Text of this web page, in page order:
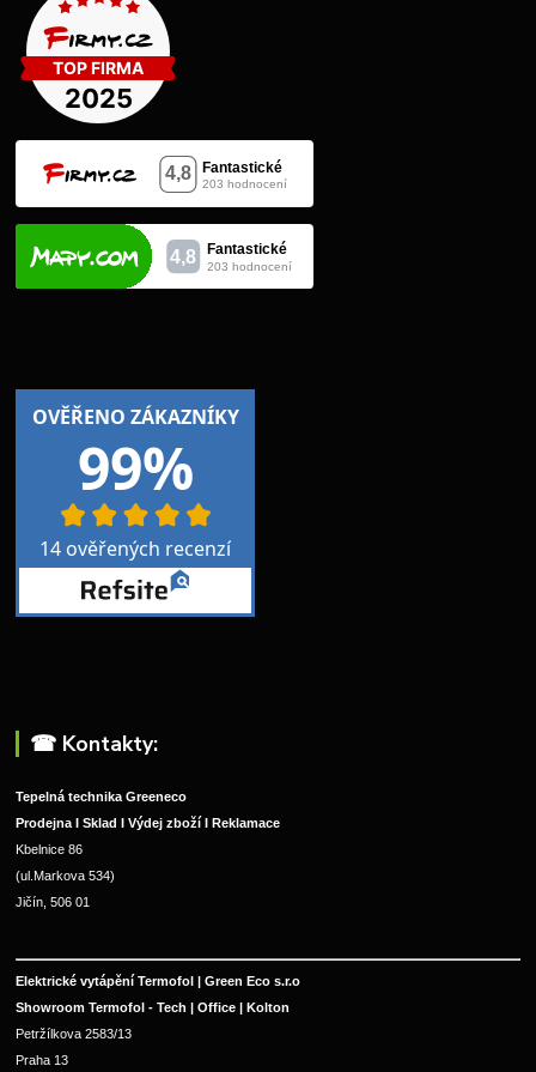
☎︎ Kontakty:
Tepelná technika Greeneco
Prodejna I Sklad I Výdej zboží I Reklamace
Kbelnice 86
(ul.Markova 534)
Jičín, 506 01
Elektrické vytápění Termofol | Green Eco s.r.o
Showroom Termofol - Tech | Office | Kolton
Petržílkova 2583/13
Praha 13